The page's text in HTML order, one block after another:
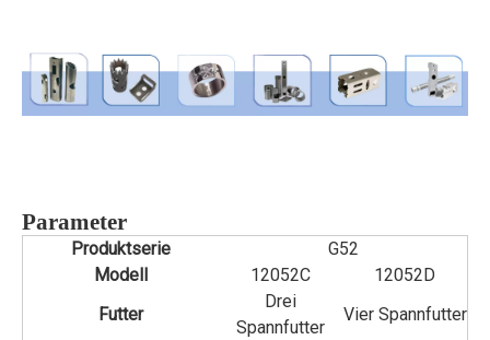
Parameter
Produktserie
G52
Modell
12052C
12052D
Futter
Drei
Spannfutter
Vier Spannfutter